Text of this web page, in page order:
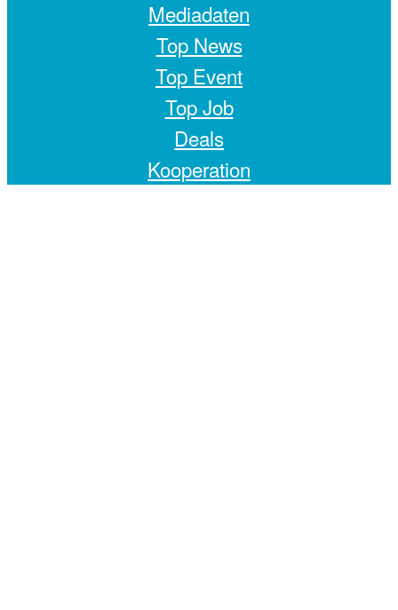
Mediadaten
Top News
Top Event
Top Job
Deals
Kooperation